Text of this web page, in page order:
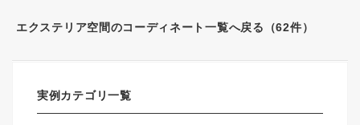
エクステリア空間のコーディネート一覧へ戻る（62件）
実例カテゴリ一覧